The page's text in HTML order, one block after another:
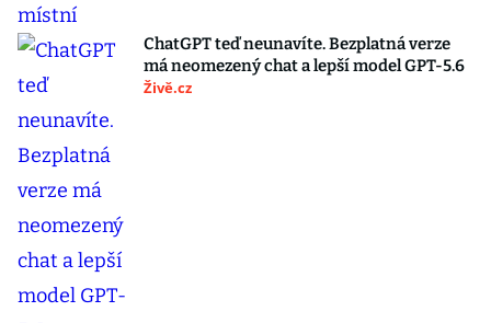
ChatGPT teď neunavíte. Bezplatná verze
má neomezený chat a lepší model GPT-5.6
Živě.cz